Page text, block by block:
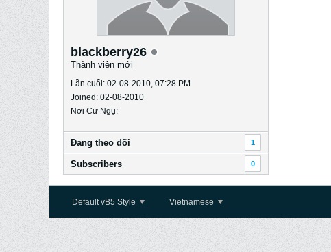
blackberry26
Thành viên mới
Lần cuối: 02-08-2010, 07:28 PM
Joined: 02-08-2010
Nơi Cư Ngụ:
Ðang theo dõi 1
Subscribers 0
Default vB5 Style Vietnamese